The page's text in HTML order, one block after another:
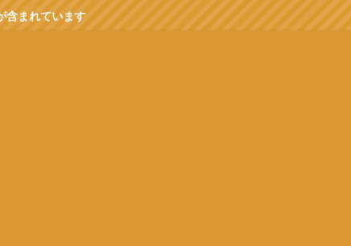
含まれています